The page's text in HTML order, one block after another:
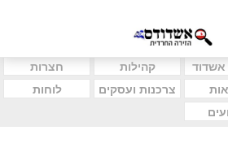
קהילות
חצרות
צרכנות ועסקים
לוחות